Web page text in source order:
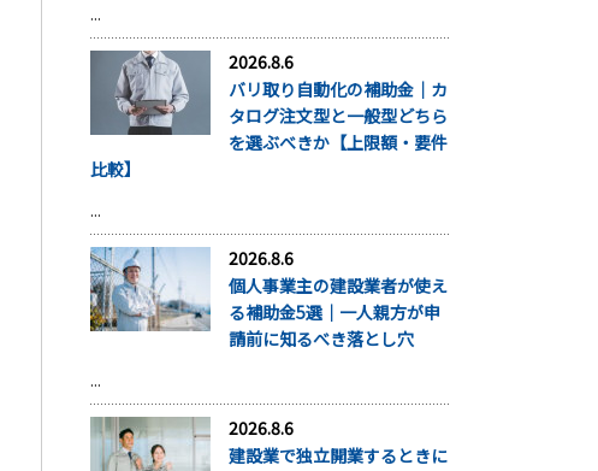
...
2026.8.6
バリ取り自動化の補助金｜カ
タログ注文型と一般型どちら
を選ぶべきか【上限額・要件
比較】
...
2026.8.6
個人事業主の建設業者が使え
る補助金5選｜一人親方が申
請前に知るべき落とし穴
...
2026.8.6
建設業で独立開業するときに